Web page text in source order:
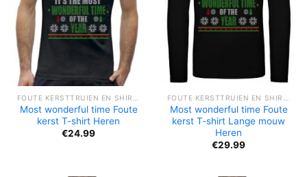
Most wonderful time Foute
kerst T-shirt Heren
€24.99
Most wonderful time Foute
kerst T-shirt Lange mouw
Heren
€29.99